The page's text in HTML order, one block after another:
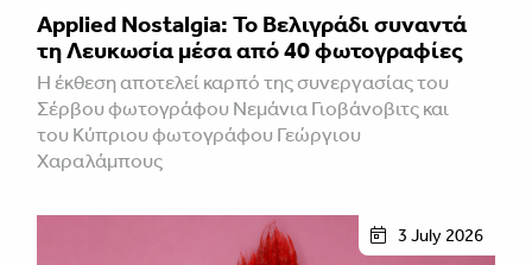
Applied Nostalgia: Το Βελιγράδι συναντά
τη Λευκωσία μέσα από 40 φωτογραφίες
Η έκθεση αποτελεί καρπό της συνεργασίας του
Σέρβου φωτογράφου Νεμάνια Γιοβάνοβιτς και
του Κύπριου φωτογράφου Γεώργιου
Χαραλάμπους
3 July 2026